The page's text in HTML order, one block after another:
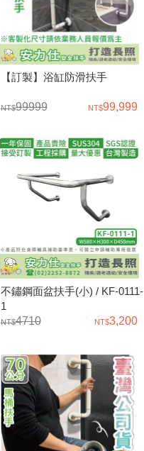
【訂製】浴缸防滑扶手
99999 99,999
不鏽鋼面盆扶手(小) / KF-0111-
1
4710
3,200